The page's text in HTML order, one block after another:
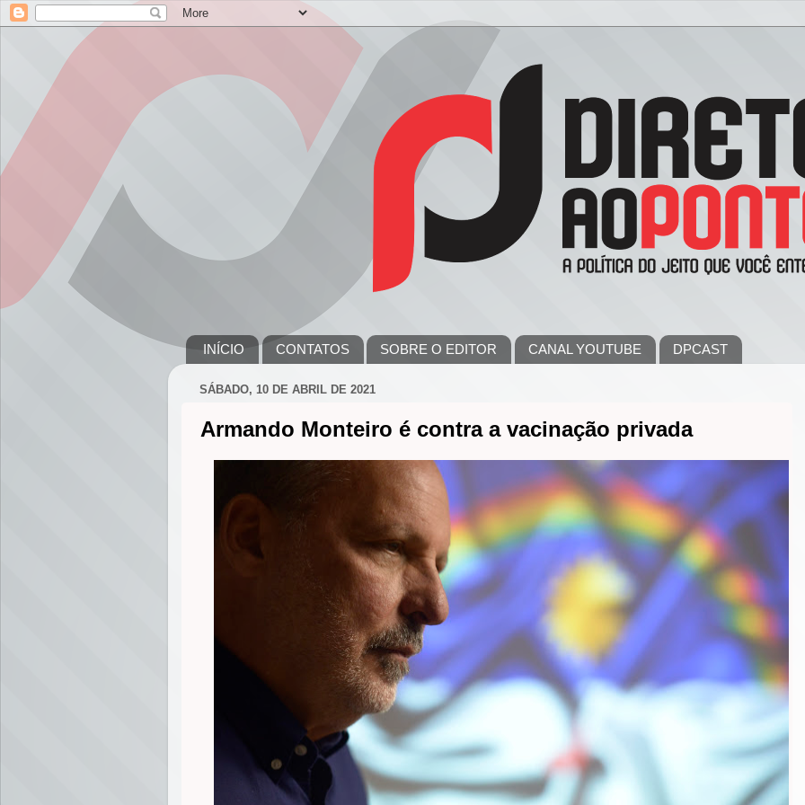
INÍCIO CONTATOS SOBRE O EDITOR CANAL YOUTUBE DPCAST
SÁBADO, 10 DE ABRIL DE 2021
Armando Monteiro é contra a vacinação privada